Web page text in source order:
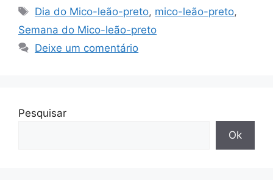
Dia do Mico-leão-preto, mico-leão-preto,
Semana do Mico-leão-preto
Deixe um comentário
Pesquisar
Ok